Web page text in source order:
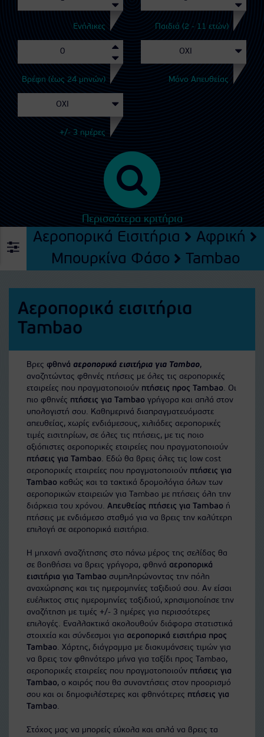
Ενήλικες Παιδιά (2 - 11 ετών)
Βρέφη (έως 24 μηνών) Μόνο Απευθείας
+/- 3 ημέρες
Περισσότερα κριτήρια
Αεροπορικά Εισιτήρια
Αφρική
Μπουρκίνα Φάσο
Tambao
Αεροπορικά εισιτήρια
Tambao
Βρες φθηνά αεροπορικά εισιτήρια για Tambao,
αναζητώντας φθηνές πτήσεις με όλες τις αεροπορικές
εταιρείες που πραγματοποιούν πτήσεις προς Tambao. Οι
πιο φθηνές πτήσεις για Tambao γρήγορα και απλά στον
υπολογιστή σου. Καθημερινά διαπραγματευόμαστε
απευθείας, χωρίς ενδιάμεσους, χιλιάδες αεροπορικές
τιμές εισιτηρίων, σε όλες τις πτήσεις, με τις ποιο
αξιόπιστες αεροπορικές εταιρείες που πραγματοποιούν
πτήσεις για Tambao. Εδώ θα βρεις όλες τις low cost
αεροπορικές εταιρείες που πραγματοποιούν πτήσεις για
Tambao καθώς και τα τακτικά δρομολόγια όλων των
αεροπορικών εταιρειών για Tambao με πτήσεις όλη την
διάρκεια του χρόνου. Απευθείας πτήσεις για Tambao ή
πτήσεις με ενδιάμεσο σταθμό για να βρεις την καλύτερη
επιλογή σε αεροπορικά εισιτήρια.
Η μηχανή αναζήτησης στο πάνω μέρος της σελίδας θα
σε βοηθήσει να βρεις γρήγορα, φθηνά αεροπορικά
εισιτήρια για Tambao συμπληρώνοντας την πόλη
αναχώρησης και τις ημερομηνίες ταξιδιού σου. Αν είσαι
ευέλικτος στις ημερομηνίες ταξιδιού, χρησιμοποίησε την
αναζήτηση με τιμές +/- 3 ημέρες για περισσότερες
επιλογές. Εναλλακτικά ακολουθούν διάφορα στατιστικά
στοιχεία και σύνδεσμοι για αεροπορικά εισιτήρια προς
Tambao. Χάρτης, διάγραμμα με διακυμάνσεις τιμών για
να βρεις τον φθηνότερο μήνα για ταξίδι προς Tambao,
αεροπορικές εταιρείες που πραγματοποιούν πτήσεις για
Tambao, ο καιρός που θα συναντήσεις στον προορισμό
σου και οι δημοφιλέστερες και φθηνότερες πτήσεις για
Tambao.
Στόχος μας να μπορείς εύκολα και απλά να βρεις τα